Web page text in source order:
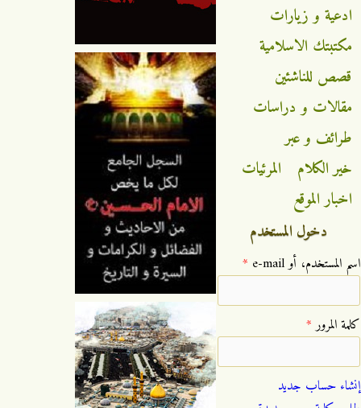
ادعية و زيارات
مكتبتك الاسلامية
قصص للناشئين
مقالات و دراسات
طرائف و عبر
خير الكلام
المرئيات
اخبار الموقع
دخول المستخدم
‏اسم المستخدم، أو e-mail ‏ *
‏كلمة المرور ‏*
إنشاء حساب جديد